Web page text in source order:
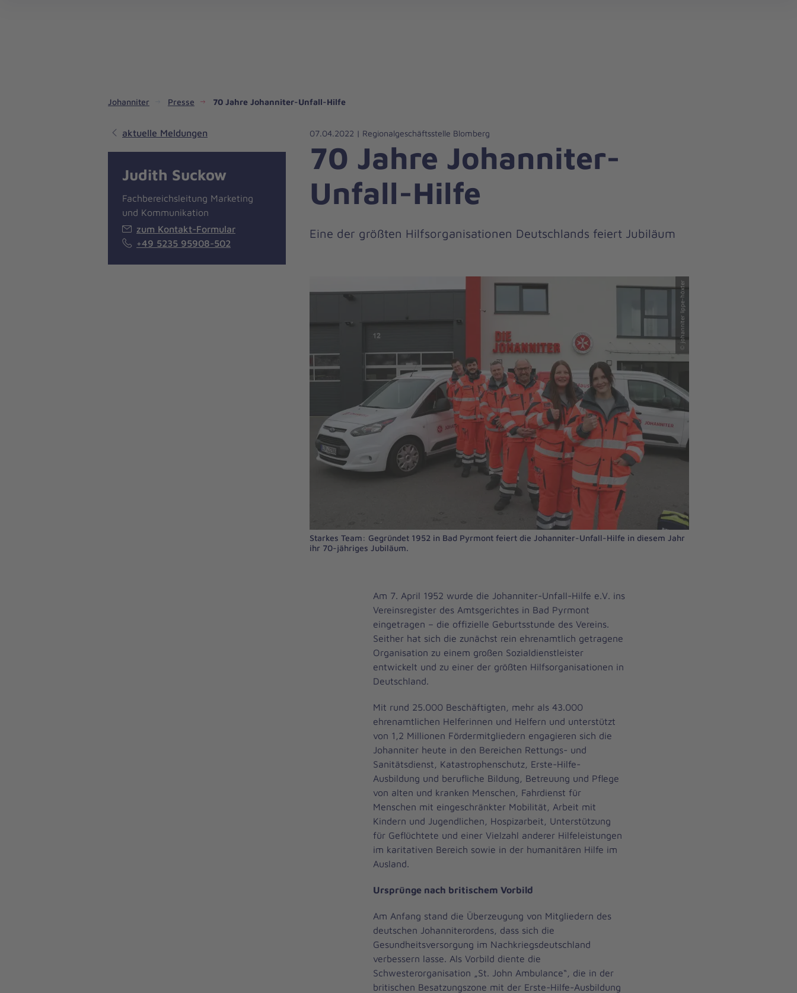
Johanniter Presse 70 Jahre Johanniter-Unfall-Hilfe
07.04.2022 | Regionalgeschäftsstelle Blomberg
70 Jahre Johanniter-
Unfall-Hilfe
Eine der größten Hilfsorganisationen Deutschlands feiert Jubiläum
© johanniter lippe-höxter
Starkes Team: Gegründet 1952 in Bad Pyrmont feiert die Johanniter-Unfall-Hilfe in diesem Jahr
ihr 70-jähriges Jubiläum.
Am 7. April 1952 wurde die Johanniter-Unfall-Hilfe e.V. ins
Vereinsregister des Amtsgerichtes in Bad Pyrmont
eingetragen – die offizielle Geburtsstunde des Vereins.
Seither hat sich die zunächst rein ehrenamtlich getragene
Organisation zu einem großen Sozialdienstleister
entwickelt und zu einer der größten Hilfsorganisationen in
Deutschland.
Mit rund 25.000 Beschäftigten, mehr als 43.000
ehrenamtlichen Helferinnen und Helfern und unterstützt
von 1,2 Millionen Fördermitgliedern engagieren sich die
Johanniter heute in den Bereichen Rettungs- und
Sanitätsdienst, Katastrophenschutz, Erste-Hilfe-
Ausbildung und berufliche Bildung, Betreuung und Pflege
von alten und kranken Menschen, Fahrdienst für
Menschen mit eingeschränkter Mobilität, Arbeit mit
Kindern und Jugendlichen, Hospizarbeit, Unterstützung
für Geflüchtete und einer Vielzahl anderer Hilfeleistungen
im karitativen Bereich sowie in der humanitären Hilfe im
Ausland.
Ursprünge nach britischem Vorbild
Am Anfang stand die Überzeugung von Mitgliedern des
deutschen Johanniterordens, dass sich die
Gesundheitsversorgung im Nachkriegsdeutschland
verbessern lasse. Als Vorbild diente die
Schwesterorganisation „St. John Ambulance“, die in der
britischen Besatzungszone mit der Erste-Hilfe-Ausbildung
aktuelle Meldungen
Judith Suckow
Fachbereichsleitung Marketing
und Kommunikation
zum Kontakt-Formular
+49 5235 95908-502